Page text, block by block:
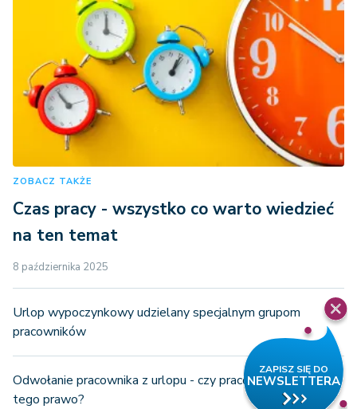
ZOBACZ TAKŻE
Czas pracy - wszystko co warto wiedzieć
na ten temat
8 października 2025
Urlop wypoczynkowy udzielany specjalnym grupom
pracowników
Odwołanie pracownika z urlopu - czy pracodawca ma do
tego prawo?